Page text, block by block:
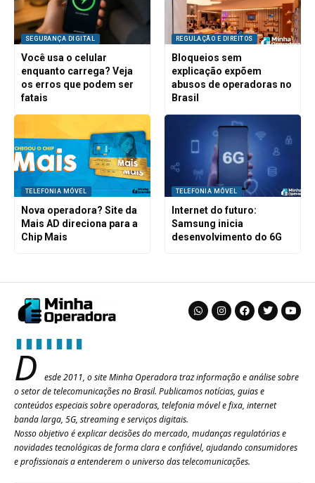
SEGURANÇA DIGITAL
Você usa o celular
enquanto carrega? Veja
os erros que podem ser
fatais
REGULAÇÃO E DIREITOS
Bloqueios sem
explicação expõem
abusos de operadoras no
Brasil
TELEFONIA MÓVEL
Nova operadora? Site da
Mais AD direciona para a
Chip Mais
TELEFONIA MÓVEL
Internet do futuro:
Samsung inicia
desenvolvimento do 6G
D
esde 2011, o site Minha Operadora traz informação e análise sobre
o setor de telecomunicações no Brasil. Publicamos notícias, guias e
conteúdos especiais sobre operadoras, telefonia móvel e fixa, internet
banda larga, 5G, streaming e serviços digitais.
Nosso objetivo é explicar decisões do mercado, mudanças regulatórias e
novidades tecnológicas de forma clara e confiável, ajudando consumidores
e profissionais a entenderem o universo das telecomunicações.